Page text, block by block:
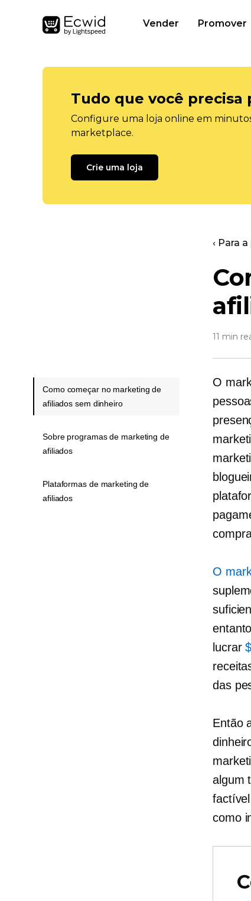
Vender Promover
Tudo que você precisa
Configure uma loja online em
marketplace.
Crie uma loja
‹ Para
11 min
O
O
lucrar
das
Então
algum
como
Como começar no marketing de
afiliados sem dinheiro
Sobre programas de marketing de
afiliados
Plataformas de marketing de
afiliados